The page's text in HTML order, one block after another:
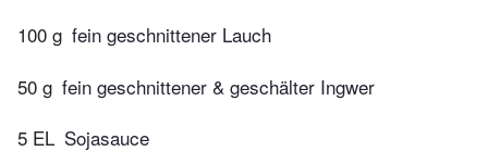
100 g fein geschnittener Lauch
50 g fein geschnittener & geschälter Ingwer
5 EL Sojasauce